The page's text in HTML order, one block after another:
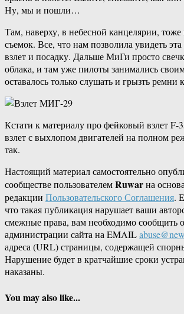
Ну, мы и пошли…
Там, наверху, в небесной канцелярии,
съемок. Все, что нам позволила увидеть
взлет и посадку. Дальше МиГи просто
облака, и там уже пилоты занимались
оставалось только слушать и грызть ремни
Кстати к материалу про фейковый взлет
взлет с выхлопом двигателей на полном
так.
Настоящий материал самостоятельно
сообществе пользователемRuwarна
редакции Пользовательского Соглашения.
что такая публикация нарушает ваши
смежные права, вам необходимо сообщить
администрации сайта на EMAIL
адреса (URL) страницы, содержащей
Нарушение будет в кратчайшие сроки
наказаны.
You may also like...